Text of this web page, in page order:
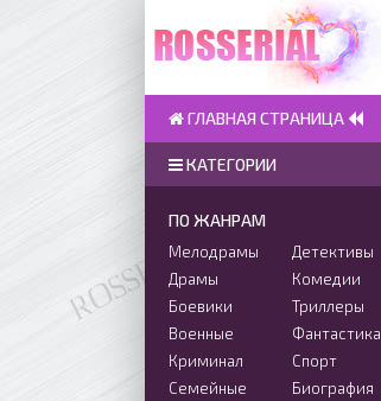
КАТЕГОРИИ
ПО ЖАНРАМ
Мелодрамы
Драмы
Боевики
Военные
Криминал
Семейные
Детективы
Комедии
Триллеры
Фантастика
Спорт
Биография
ГЛАВНАЯ СТРАНИЦА